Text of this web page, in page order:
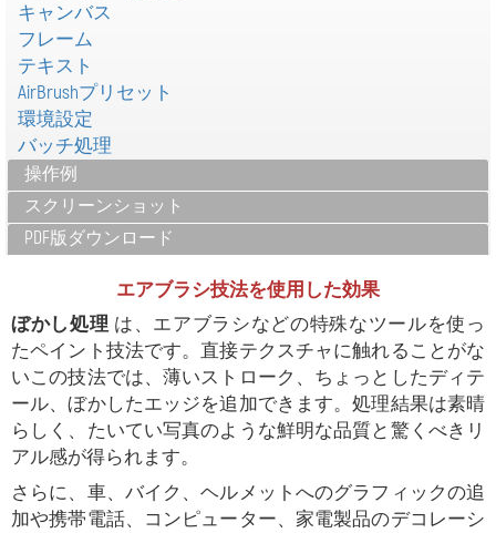
キャンバス
フレーム
テキスト
AirBrushプリセット
環境設定
バッチ処理
操作例
スクリーンショット
PDF版ダウンロード
エアブラシ技法を使用した効果
ぼかし処理 は、エアブラシなどの特殊なツールを使っ
たペイント技法です。直接テクスチャに触れることがな
いこの技法では、薄いストローク、ちょっとしたディテ
ール、ぼかしたエッジを追加できます。処理結果は素晴
らしく、たいてい写真のような鮮明な品質と驚くべきリ
アル感が得られます。
さらに、車、バイク、ヘルメットへのグラフィックの追
加や携帯電話、コンピューター、家電製品のデコレーシ